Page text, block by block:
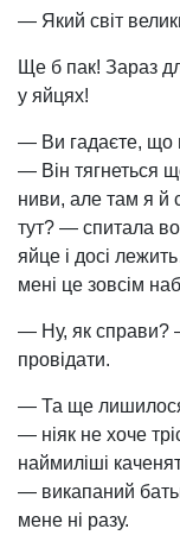
— Який світ
Ще б пак! Зараз
у яйцях!
— Ви гадаєте, що
— Він тягнеться
ниви, але там я й
тут? — спитала
яйце і досі
мені це зовсім
— Ну, як справи?
провідати.
— Та ще лишилося
— ніяк не хоче
наймиліші
— викапаний
мене ні разу.